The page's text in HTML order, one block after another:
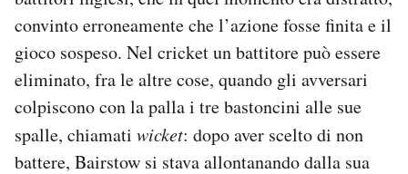
convinto erroneamente che l’azione fosse finita e il
gioco sospeso. Nel cricket un battitore può essere
eliminato, fra le altre cose, quando gli avversari
colpiscono con la palla i tre bastoncini alle sue
spalle, chiamati wicket: dopo aver scelto di non
battere, Bairstow si stava allontanando dalla sua